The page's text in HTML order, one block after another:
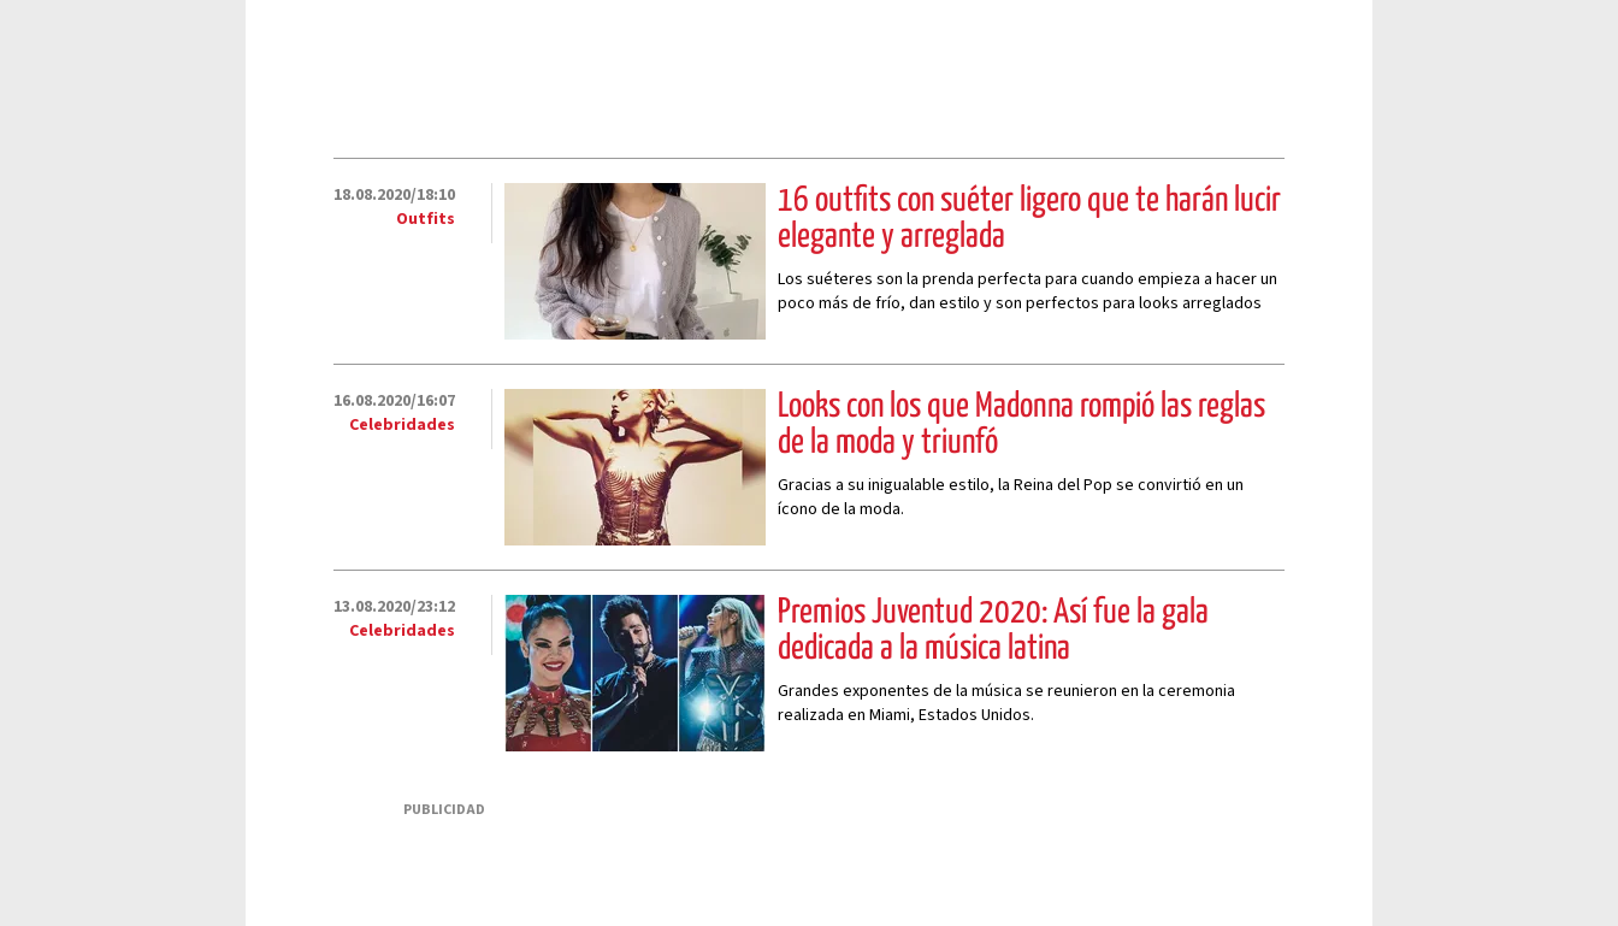
18.08.2020/18:10
Outfits
16 outfits con suéter ligero que te harán lucir
elegante y arreglada
Los suéteres son la prenda perfecta para cuando empieza a hacer un
poco más de frío, dan estilo y son perfectos para looks arreglados
16.08.2020/16:07
Celebridades
Looks con los que Madonna rompió las reglas
de la moda y triunfó
Gracias a su inigualable estilo, la Reina del Pop se convirtió en un
ícono de la moda.
13.08.2020/23:12
Celebridades
Premios Juventud 2020: Así fue la gala
dedicada a la música latina
Grandes exponentes de la música se reunieron en la ceremonia
realizada en Miami, Estados Unidos.
PUBLICIDAD